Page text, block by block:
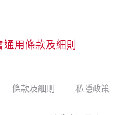
通用條款及細則
條款及細則 私隱政策